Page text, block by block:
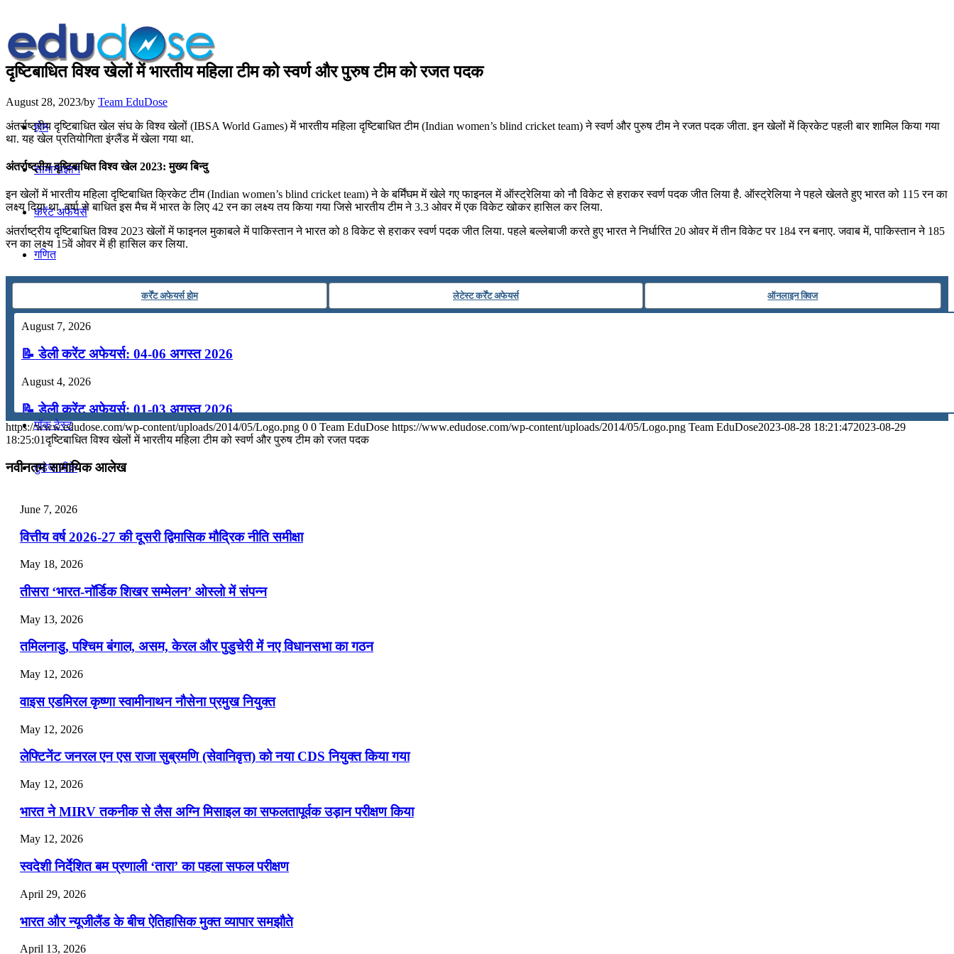
होम
सामान्यज्ञान
करेंट अफेयर्स
गणित
अंग्रेजी
मॉक टेस्ट
टुडेज जीके
Menu Menu
दृष्टिबाधित विश्व खेलों में भारतीय महिला टीम को स्वर्ण और पुरुष टीम को रजत पदक
August 28, 2023/by Team EduDose
अंतर्राष्‍ट्रीय दृष्टिबाधित खेल संघ के विश्‍व खेलों (IBSA World Games) में भारतीय महिला दृष्टिबाधित टीम (Indian women’s blind cricket team) ने स्वर्ण और पुरुष टीम ने रजत पदक जीता. इन खेलों में क्रिकेट पहली बार शामिल किया गया
था. यह खेल प्रतियोगिता इंग्‍लैंड में खेला गया था.
अंतर्राष्‍ट्रीय दृष्टिबाधित विश्‍व खेल 2023: मुख्य बिन्दु
इन खेलों में भारतीय महिला दृष्टिबाधित क्रिकेट टीम (Indian women’s blind cricket team) ने के बर्मिंघम में खेले गए फाइनल में ऑस्‍ट्रेलिया को नौ विकेट से हराकर स्‍वर्ण पदक जीत लिया है. ऑस्‍ट्रेलिया ने पहले खेलते हुए भारत को 115 रन का
लक्ष्‍य दिया था. वर्षा से बाधित इस मैच में भारत के लिए 42 रन का लक्ष्‍य तय किया गया जिसे भारतीय टीम ने 3.3 ओवर में एक विकेट खोकर हासिल कर लिया.
अंतर्राष्‍ट्रीय दृष्टिबाधित विश्‍व 2023 खेलों में फाइनल मुकाबले में पाकिस्तान ने भारत को 8 विकेट से हराकर स्वर्ण पदक जीत लिया. पहले बल्लेबाजी करते हुए भारत ने निर्धारित 20 ओवर में तीन विकेट पर 184 रन बनाए. जवाब में, पाकिस्तान ने 185
रन का लक्ष्य 15वें ओवर में ही हासिल कर लिया.
कर्रेंट अफेयर्स होम लेटेस्ट कर्रेंट अफेयर्स ऑनलाइन क्विज
August 7, 2026
📝 डेली करेंट अफेयर्स: 04-06 अगस्त 2026
August 4, 2026
📝 डेली करेंट अफेयर्स: 01-03 अगस्त 2026
July 31, 2026
📝 डेली करेंट अफेयर्स: 28-31 जुलाई 2026
📝 डेली करेंट अफेयर्स: 25-27 जुलाई 2026
July 25, 2026
📝 डेली करेंट अफेयर्स: 22-24 जुलाई 2026
July 22, 2026
📝 डेली करेंट अफेयर्स: 19-21 जुलाई 2026
July 19, 2026
📝 डेली करेंट अफेयर्स: 16-18 जुलाई 2026
https://www.edudose.com/wp-content/uploads/2014/05/Logo.png 0 0 Team EduDose https://www.edudose.com/wp-content/uploads/2014/05/Logo.png Team EduDose2023-08-28 18:21:472023-08-29
18:25:01दृष्टिबाधित विश्व खेलों में भारतीय महिला टीम को स्वर्ण और पुरुष टीम को रजत पदक
नवीनतम सामायिक आलेख
June 7, 2026
वित्तीय वर्ष 2026-27 की दूसरी द्विमासिक मौद्रिक नीति समीक्षा
May 18, 2026
तीसरा ‘भारत-नॉर्डिक शिखर सम्मेलन’ ओस्लो में संपन्न
May 13, 2026
तमिलनाडु, पश्चिम बंगाल, असम, केरल और पुडुचेरी में नए विधानसभा का गठन
May 12, 2026
वाइस एडमिरल कृष्णा स्वामीनाथन नौसेना प्रमुख नियुक्त
May 12, 2026
लेफ्टिनेंट जनरल एन एस राजा सुब्रमणि (सेवानिवृत्त) को नया CDS नियुक्त किया गया
May 12, 2026
भारत ने MIRV तकनीक से लैस अग्नि मिसाइल का सफलतापूर्वक उड़ान परीक्षण किया
May 12, 2026
स्वदेशी निर्देशित बम प्रणाली ‘तारा’ का पहला सफल परीक्षण
April 29, 2026
भारत और न्यूजीलैंड के बीच ऐतिहासिक मुक्त व्यापार समझौते
April 13, 2026